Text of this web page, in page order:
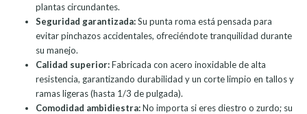
plantas circundantes.
Seguridad garantizada:Su punta roma está pensada para
evitar pinchazos accidentales, ofreciéndote tranquilidad durante
su manejo.
Calidad superior:Fabricada con acero inoxidable de alta
resistencia, garantizando durabilidad y un corte limpio en tallos y
ramas ligeras (hasta 1/3 de pulgada).
Comodidad ambidiestra:No importa si eres diestro o zurdo; su